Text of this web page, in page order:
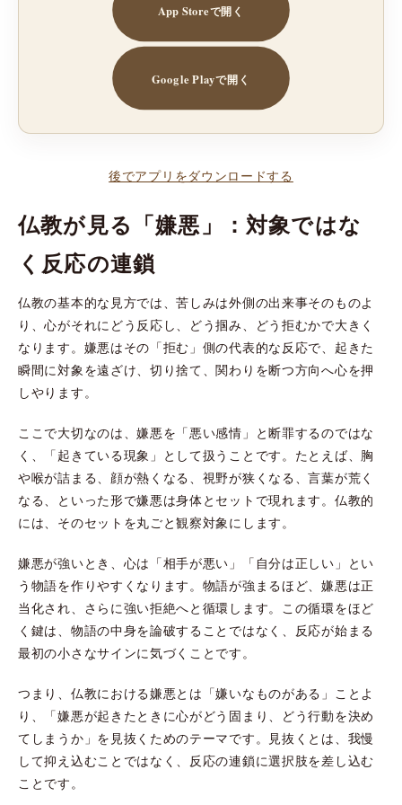
App Storeで開く
Google Playで開く
後でアプリをダウンロードする
仏教が見る「嫌悪」：対象ではな
く反応の連鎖
仏教の基本的な見方では、苦しみは外側の出来事そのものよ
り、心がそれにどう反応し、どう掴み、どう拒むかで大きく
なります。嫌悪はその「拒む」側の代表的な反応で、起きた
瞬間に対象を遠ざけ、切り捨て、関わりを断つ方向へ心を押
しやります。
ここで大切なのは、嫌悪を「悪い感情」と断罪するのではな
く、「起きている現象」として扱うことです。たとえば、胸
や喉が詰まる、顔が熱くなる、視野が狭くなる、言葉が荒く
なる、といった形で嫌悪は身体とセットで現れます。仏教的
には、そのセットを丸ごと観察対象にします。
嫌悪が強いとき、心は「相手が悪い」「自分は正しい」とい
う物語を作りやすくなります。物語が強まるほど、嫌悪は正
当化され、さらに強い拒絶へと循環します。この循環をほど
く鍵は、物語の中身を論破することではなく、反応が始まる
最初の小さなサインに気づくことです。
つまり、仏教における嫌悪とは「嫌いなものがある」ことよ
り、「嫌悪が起きたときに心がどう固まり、どう行動を決め
てしまうか」を見抜くためのテーマです。見抜くとは、我慢
して抑え込むことではなく、反応の連鎖に選択肢を差し込む
ことです。